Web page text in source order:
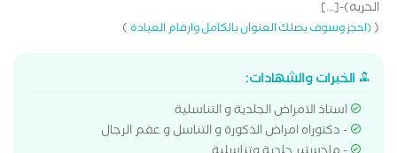
الحريه)-[...]
((احجز وسوف يصلك العنوان بالكامل وارقام العيادة)
الخبرات والشهادات:
استاذ الامراض الجلدية و التناسلية
- دكتوراه امراض الذكورة و التناسل و عقم الرجال